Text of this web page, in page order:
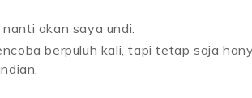
akan saya undi.
berpuluh kali, tapi tetap saja